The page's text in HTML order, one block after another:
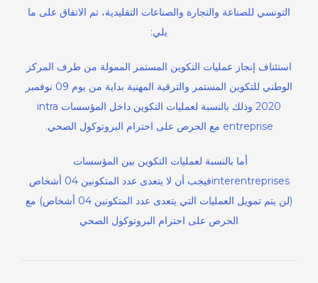
التونسي للصناعة والتجارة والصناعات التقليدية، تم الاتفاق على ما
يلي:
استئناف إنجاز عمليات التكوين المستمر الممولة من طرف المركز
الوطني للتكوين المستمر والترقية المهنية بداية من يوم 09 نوفمبر
2020 وذلك بالنسبة لعمليات التكوين داخل المؤسسات intra
entreprise مع الحرص على احترام البروتوكول الصحي.
أما بالنسبة لعمليات التكوين بين المؤسسات
interentreprisesفيجب أن لا يتعدى عدد المتكونين 04 أشخاص
(لن يتم تمويل العمليات التي يتعدى عدد المتكونين 04 أشخاص) مع
الحرص على احترام البروتوكول الصحي